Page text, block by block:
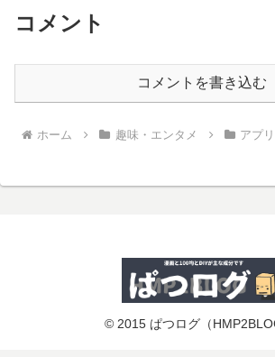
コメント
コメントを書き込む
ホーム 趣味・エンタメ アプ
© 2015 ぱつログ（